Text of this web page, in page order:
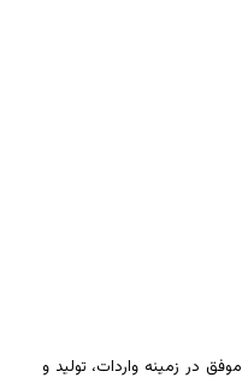
در زمینه واردات، تولید و